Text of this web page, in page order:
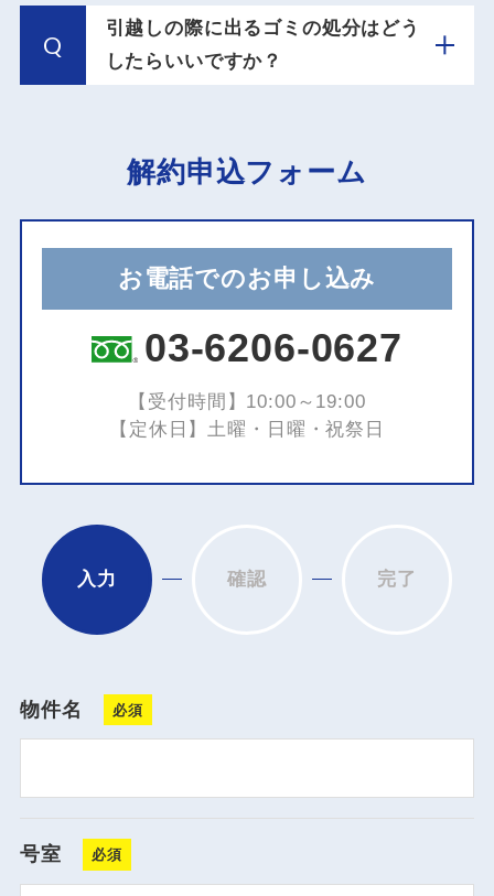
Q
引越しの際に出るゴミの処分はどう
したらいいですか？
解約申込フォーム
お電話でのお申し込み
03-6206-0627
【受付時間】10:00～19:00
【定休日】土曜・日曜・祝祭日
入力 確認 完了
物件名
号室